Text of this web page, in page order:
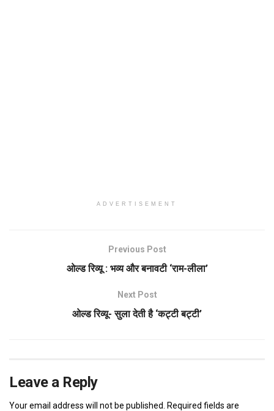
ADVERTISEMENT
Previous Post
ओल्ड रिव्यू : भव्य और बनावटी ‘राम-लीला’
Next Post
ओल्ड रिव्यू- सुला देती है ‘कट्टी बट्टी’
Leave a Reply
Your email address will not be published.
Required fields are